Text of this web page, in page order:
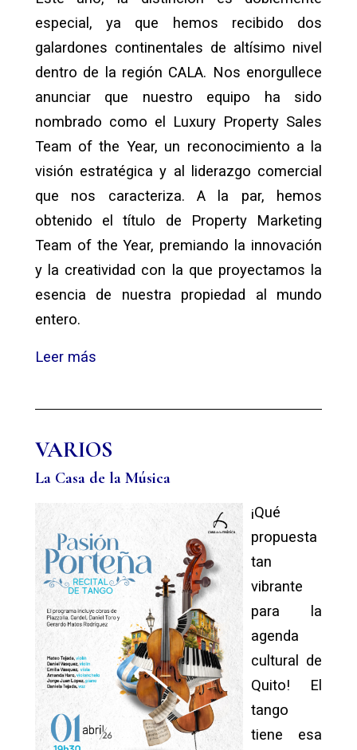
especial, ya que hemos recibido dos
galardones continentales de altísimo nivel
dentro de la región CALA. Nos enorgullece
anunciar que nuestro equipo ha sido
nombrado como el Luxury Property Sales
Team of the Year, un reconocimiento a la
visión estratégica y al liderazgo comercial
que nos caracteriza. A la par, hemos
obtenido el título de Property Marketing
Team of the Year, premiando la innovación
y la creatividad con la que proyectamos la
esencia de nuestra propiedad al mundo
entero.
Leer más
VARIOS
La Casa de la Música
¡Qué
propuesta
tan
vibrante
para la
agenda
cultural de
Quito!
El
tango
tiene esa